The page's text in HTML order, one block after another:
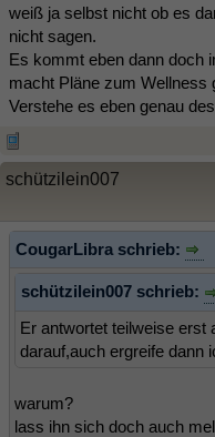
weiß ja selbst nicht ob es
nicht sagen.
Es kommt eben dann doch
macht Pläne zum Wellness
Verstehe es eben genau
schützilein007
CougarLibra schrieb:
schützilein007 schrieb:
Er antwortet teilweise erst
darauf,auch ergreife dann
warum?
lass ihn sich doch auch